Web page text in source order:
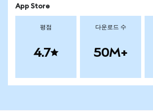
App Store
평점
4.7
다운로드 수
50M+